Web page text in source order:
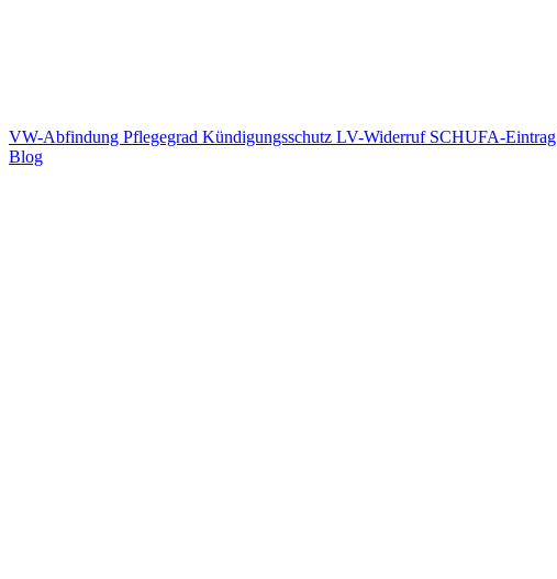
VW-Abfindung Pflegegrad Kündigungsschutz LV-Widerruf SCHUFA-Eintrag
Blog